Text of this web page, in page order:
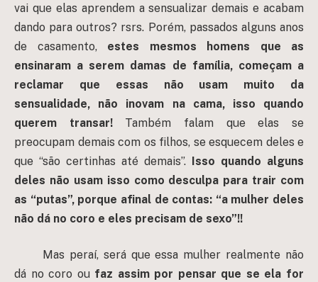
vai que elas aprendem a sensualizar demais e acabam
dando para outros? rsrs. Porém, passados alguns anos
de casamento, estes mesmos homens que as
ensinaram a serem damas de família, começam a
reclamar que essas não usam muito da
sensualidade, não inovam na cama, isso quando
querem transar! Também falam que elas se
preocupam demais com os filhos, se esquecem deles e
que “são certinhas até demais”. Isso quando alguns
deles não usam isso como desculpa para trair com
as “putas”, porque afinal de contas: “a mulher deles
não dá no coro e eles precisam de sexo”!!
Mas peraí, será que essa mulher realmente não
dá no coro oufaz assim por pensar que se ela for